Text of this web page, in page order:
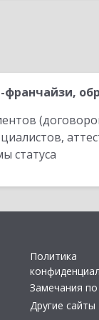
статуса
Политика
Замечания по
Другие сайты